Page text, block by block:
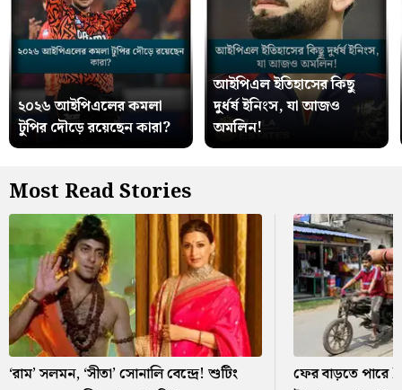
২০২৬ আইপিএলের কমলা
টুপির দৌড়ে রয়েছেন কারা?
আইপিএল ইতিহাসের কিছু
দুর্ধর্ষ ইনিংস, যা আজও
অমলিন!
Most Read Stories
‘রাম’ সলমন, ‘সীতা’ সোনালি বেন্দ্রে! শুটিং
ফের বাড়তে পারে